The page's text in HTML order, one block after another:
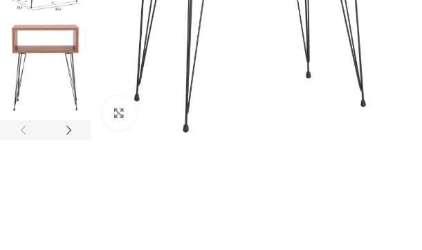
Κάντε κλικ για μεγέθυνση